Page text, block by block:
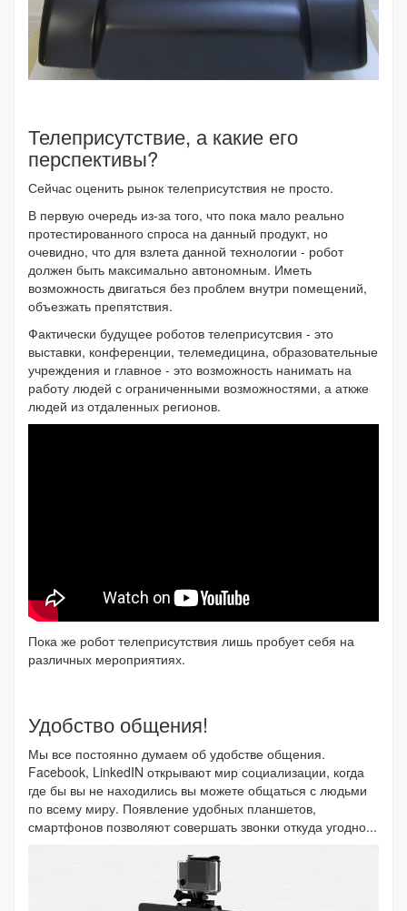
Телеприсутствие, а какие его
перспективы?
Сейчас оценить рынок телеприсутствия не просто.
В первую очередь из-за того, что пока мало реально
протестированного спроса на данный продукт, но
очевидно, что для взлета данной технологии - робот
должен быть максимально автономным. Иметь
возможность двигаться без проблем внутри помещений,
объезжать препятствия.
Фактически будущее роботов телеприсутсвия - это
выставки, конференции, телемедицина, образовательные
учреждения и главное - это возможность нанимать на
работу людей с ограниченными возможностями, а аткже
людей из отдаленных регионов.
Пока же робот телеприсутствия лишь пробует себя на
различных мероприятиях.
Удобство общения!
Мы все постоянно думаем об удобстве общения.
Facebook, LinkedIN открывают мир социализации, когда
где бы вы не находились вы можете общаться с людьми
по всему миру. Появление удобных планшетов,
смартфонов позволяют совершать звонки откуда угодно...